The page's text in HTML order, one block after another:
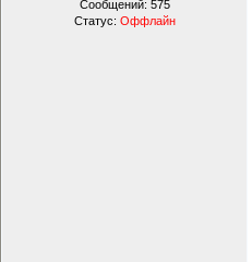
Сообщений: 575
Статус: Оффлайн